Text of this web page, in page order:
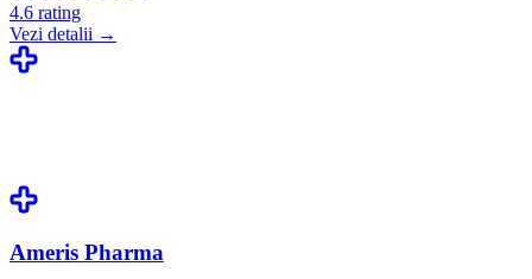
4.6 rating
Vezi detalii →
Ameris Pharma